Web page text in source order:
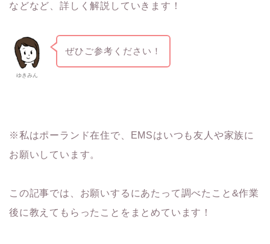
などなど、詳しく解説していきます！
ゆきみん
ぜひご参考ください！
※私はポーランド在住で、EMSはいつも友人や家族に
お願いしています。
この記事では、お願いするにあたって調べたこと&作業
後に教えてもらったことをまとめています！